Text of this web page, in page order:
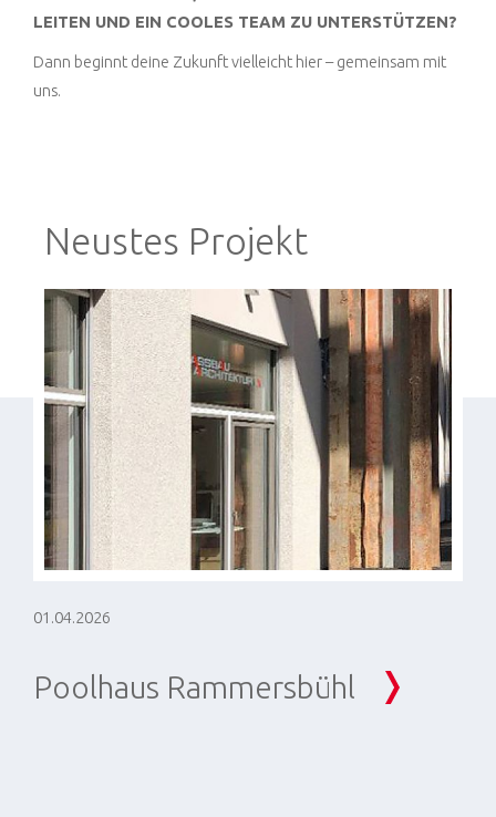
LEITEN UND EIN COOLES TEAM ZU UNTERSTÜTZEN?
Dann beginnt deine Zukunft vielleicht hier – gemeinsam mit
uns.
Neustes Projekt
01.04.2026
Poolhaus Rammersbühl